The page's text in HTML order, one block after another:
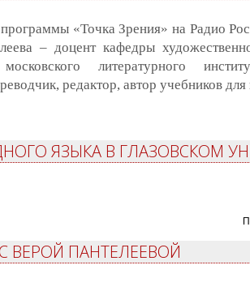
«Точка Зрения» на Радио
– доцент кафедры
литературного
редактор, автор учебников
ЯЗЫКА В ГЛАЗОВСКОМ
ВЕРОЙ ПАНТЕЛЕЕВОЙ